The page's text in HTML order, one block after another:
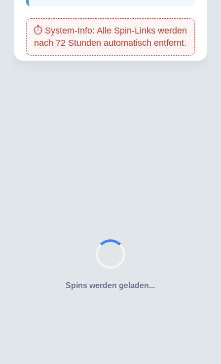
⏱️ System-Info: Alle Spin-Links werden
nach 72 Stunden automatisch entfernt.
Spins werden geladen...